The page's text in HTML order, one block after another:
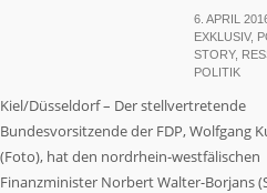
6. APRIL
EXKLUSIV,
STORY,
POLITIK
Kiel/Düsseldorf – Der stellvertretende
Bundesvorsitzende der FDP, Wolfgang
(Foto), hat den nordrhein-westfälischen
Finanzminister Norbert Walter-Borjans